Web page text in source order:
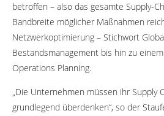
betroffen – also das gesamte Supply-
Bandbreite möglicher Maßnahmen
Netzwerkoptimierung – Stichwort
Bestandsmanagement bis hin zu
Operations Planning.
„Die Unternehmen müssen ihr Supply
grundlegend überdenken“, so der